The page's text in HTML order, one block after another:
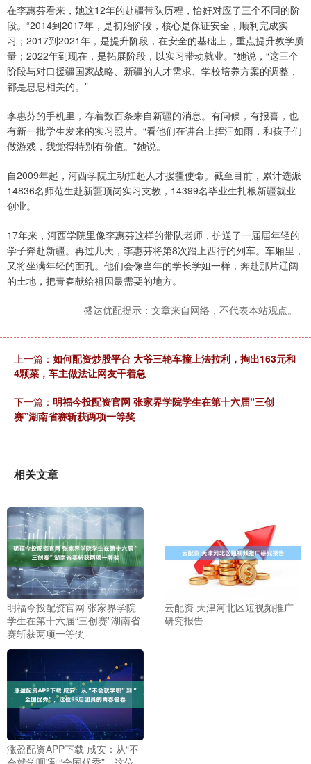
在李惠芬看来，她这12年的赴疆带队历程，恰好对应了三个不同的阶
段。“2014到2017年，是初始阶段，核心是保证安全，顺利完成实
习；2017到2021年，是提升阶段，在安全的基础上，重点提升教学质
量；2022年到现在，是拓展阶段，以实习带动就业。”她说，“这三个
阶段与对口援疆国家战略、新疆的人才需求、学校培养方案的调整，
都是息息相关的。”
李惠芬的手机里，存着数百条来自新疆的消息。有问候，有报喜，也
有新一批学生发来的实习照片。“看他们在讲台上挥汗如雨，和孩子们
做游戏，我觉得特别有价值。”她说。
自2009年起，河西学院主动扛起人才援疆使命。截至目前，累计选派
14836名师范生赴新疆顶岗实习支教，14399名毕业生扎根新疆就业
创业。
17年来，河西学院里像李惠芬这样的带队老师，护送了一届届年轻的
学子奔赴新疆。再过几天，李惠芬将第8次踏上西行的列车。车厢里，
又将坐满年轻的面孔。他们会像当年的学长学姐一样，奔赴那片辽阔
的土地，把青春献给祖国最需要的地方。
盛达优配提示：文章来自网络，不代表本站观点。
上一篇： 如何配资炒股平台 大爷三轮车撞上法拉利，掏出163元和
4颗菜，车主做法让网友干着急
下一篇： 明福今投配资官网 张家界学院学生在第十六届“三创
赛”湖南省赛斩获两项一等奖
相关文章
明福今投配资官网 张家界学院
学生在第十六届“三创赛”湖南省
赛斩获两项一等奖
云配资 天津河北区短视频推广
研究报告
涨盈配资APP下载 咸安：从“不